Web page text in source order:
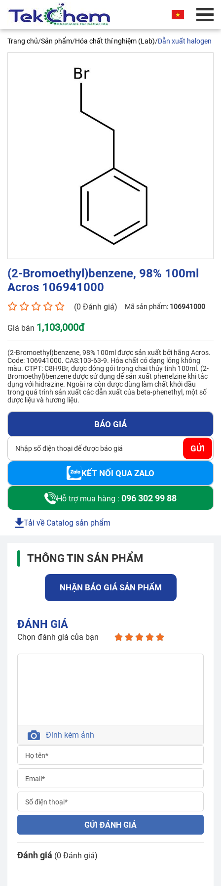
Trang chủ/Sản phẩm/Hóa chất thí nghiệm (Lab)/Dẫn xuất halogen
(2-Bromoethyl)benzene, 98% 100ml
Acros 106941000
(0 Đánh giá) Mã sản phẩm: 106941000
Giá bán 1,103,000đ
(2-Bromoethyl)benzene, 98% 100ml được sản xuất bởi hãng Acros.
Code: 106941000. CAS:103-63-9. Hóa chất có dạng lỏng không
màu. CTPT: C8H9Br, được đóng gói trong chai thủy tinh 100ml. (2-
Bromoethyl)benzene được sử dụng để sản xuất phenelzine khi tác
dụng với hidrazine. Ngoài ra còn được dùng làm chất khởi đầu
trong quá trình sản xuất các dẫn xuất của beta-phenethyl, một số
dược liệu và hương liệu.
BÁO GIÁ
GỬI
KẾT NỐI QUA ZALO
Hỗ trợ mua hàng : 096 302 99 88
Tải về Catalog sản phẩm
THÔNG TIN SẢN PHẨM
NHẬN BÁO GIÁ SẢN PHẨM
ĐÁNH GIÁ
Chọn đánh giá của bạn
Đính kèm ảnh
GỬI ĐÁNH GIÁ
Đánh giá (0 Đánh giá)
BÁO GIÁ THƯƠNG MẠI
Quý khách vui lòng nhập thông tin vào các trường
thương mại sản phẩm này cho quý khách. Xin
chân thành cảm ơn!
(2-Bromoethyl)benzene, 98%
100ml Acros 106941000
Số điện thoại*
GỬI